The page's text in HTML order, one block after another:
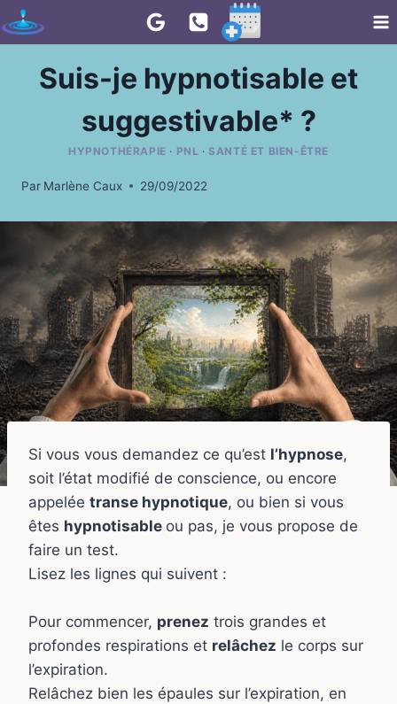
Aller
au
Suis-je hypnotisable et
suggestivable* ?
HYPNOTHÉRAPIE · PNL · SANTÉ ET BIEN-ÊTRE
Par Marlène Caux 29/09/2022
Si vous vous demandez ce qu’est l’hypnose,
soit l’état modifié de conscience, ou encore
appelée transe hypnotique, ou bien si vous
êtes hypnotisable ou pas, je vous propose de
faire un test.
Lisez les lignes qui suivent :
Pour commencer, prenez trois grandes et
profondes respirations et relâchez le corps sur
l’expiration.
Relâchez bien les épaules sur l’expiration, en